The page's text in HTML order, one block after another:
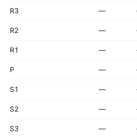
R3 —
R2 —
R1 —
P —
S1 —
S2 —
S3 —